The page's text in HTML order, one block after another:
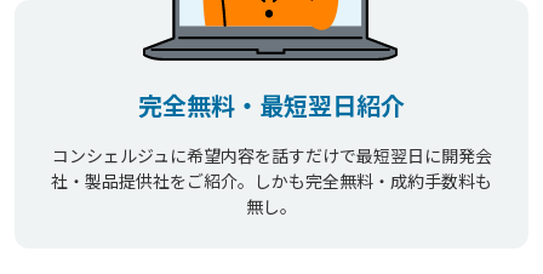
完全無料・最短翌日紹介
コンシェルジュに希望内容を話すだけで最短翌日に開発会
社・製品提供社をご紹介。しかも完全無料・成約手数料も
無し。